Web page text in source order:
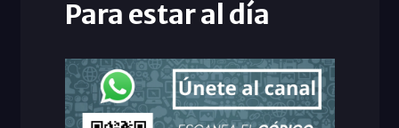
Para estar al día